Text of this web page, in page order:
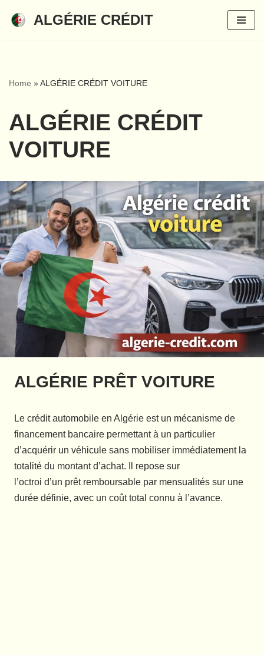
ALGÉRIE CRÉDIT
Home »ALGÉRIE CRÉDIT VOITURE
ALGÉRIE CRÉDIT
VOITURE
ALGÉRIE PRÊT VOITURE
Le crédit automobile en Algérie est un mécanisme de
financement bancaire permettant à un particulier
d’acquérir un véhicule sans mobiliser immédiatement la
totalité du montant d’achat. Il repose sur
l’octroi d’un prêt remboursable par mensualités sur une
durée définie, avec un coût total connu à l’avance.